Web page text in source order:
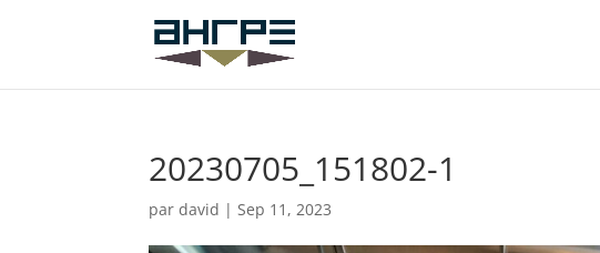
20230705_151802-1
pardavid |Sep 11, 2023